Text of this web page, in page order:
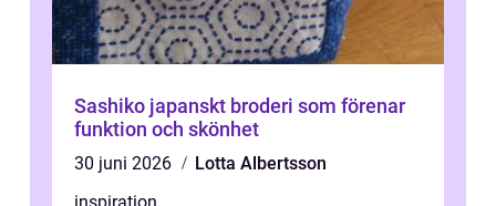
Sashiko japanskt broderi som förenar
funktion och skönhet
30 juni 2026
Lotta Albertsson
inspiration